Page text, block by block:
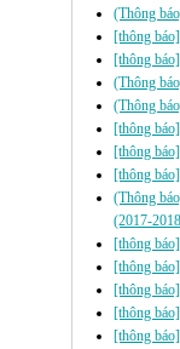
(Thông
[thông
[thông
(Thông
(Thông
[thông
[thông
[thông
(Thông
(2017-
[thông
[thông
[thông
[thông
[thông